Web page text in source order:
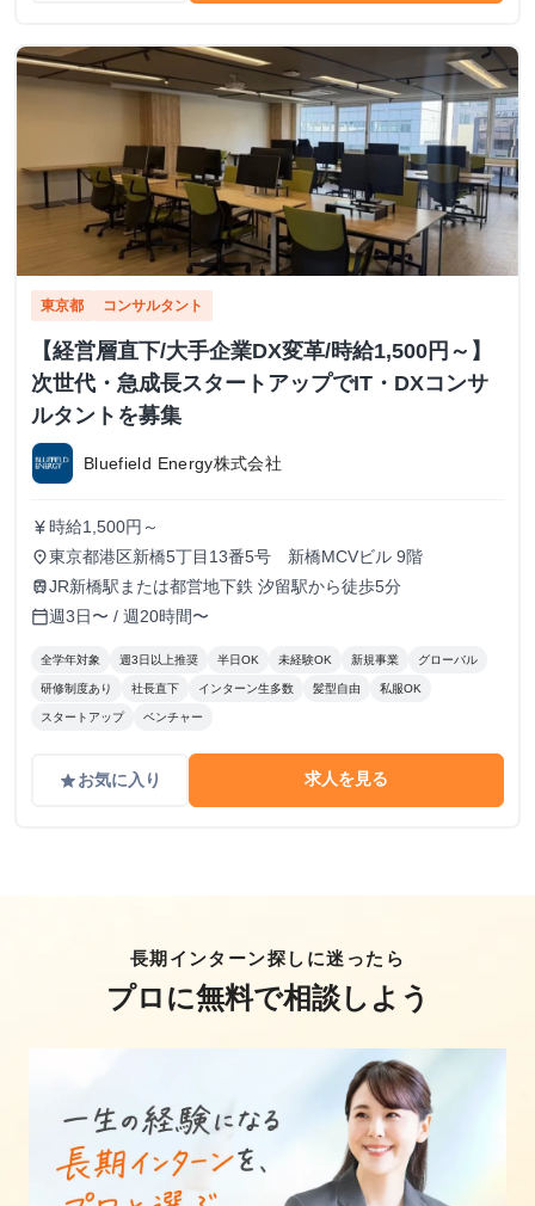
東京都 コンサルタント
【経営層直下/大手企業DX変革/時給1,500円～】
次世代・急成長スタートアップでIT・DXコンサ
ルタントを募集
Bluefield Energy株式会社
currency_yen 時給1,500円～
place東京都港区新橋5丁目13番5号 新橋MCVビル 9階
trainJR新橋駅または都営地下鉄 汐留駅から徒歩5分
calendar_today週3日〜 / 週20時間〜
全学年対象 週3日以上推奨 半日OK 未経験OK 新規事業 グローバル
研修制度あり 社長直下 インターン生多数 髪型自由 私服OK
スタートアップ ベンチャー
gradeお気に入り 求人を見る
長期インターン探しに迷ったら
プロに無料で相談しよう